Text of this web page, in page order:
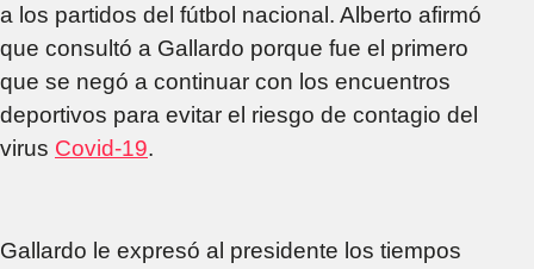
a los partidos del fútbol nacional. Alberto afirmó
que consultó a Gallardo porque fue el primero
que se negó a continuar con los encuentros
deportivos para evitar el riesgo de contagio del
virus Covid-19.
Gallardo le expresó al presidente los tiempos